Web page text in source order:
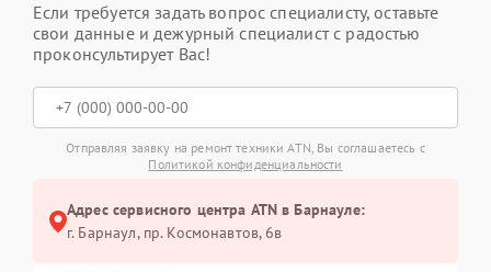
Если требуется задать вопрос специалисту, оставьте
свои данные и дежурный специалист с радостью
проконсультирует Вас!
Отправляя заявку на ремонт техники ATN, Вы соглашаетесь с
Политикой конфиденциальности
Адрес сервисного центра ATN в Барнауле:
г. Барнаул, ​пр. Космонавтов, 6в